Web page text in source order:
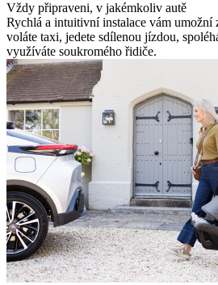
Vždy připraveni, v jakémkoliv autě
Rychlá a intuitivní instalace vám umožní
voláte taxi, jedete sdílenou jízdou,
využíváte soukromého řidiče.